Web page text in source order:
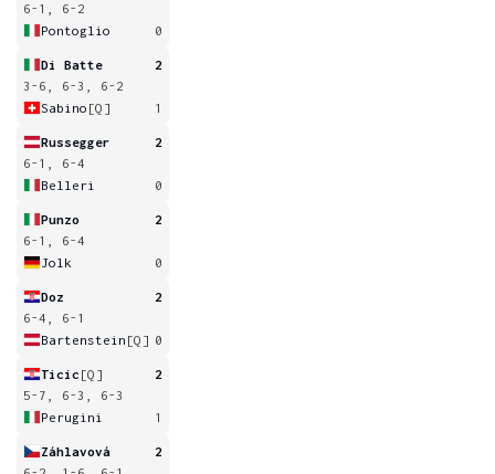
6-1, 6-2
Pontoglio
0
Di Batte
2
3-6, 6-3, 6-2
Sabino [Q] 1
Russegger
2
6-1, 6-4
Belleri
0
Punzo
2
6-1, 6-4
Jolk
0
Doz
2
6-4, 6-1
Bartenstein [Q] 0
Ticic [Q]
2
5-7, 6-3, 6-3
Perugini
1
Záhlavová
2